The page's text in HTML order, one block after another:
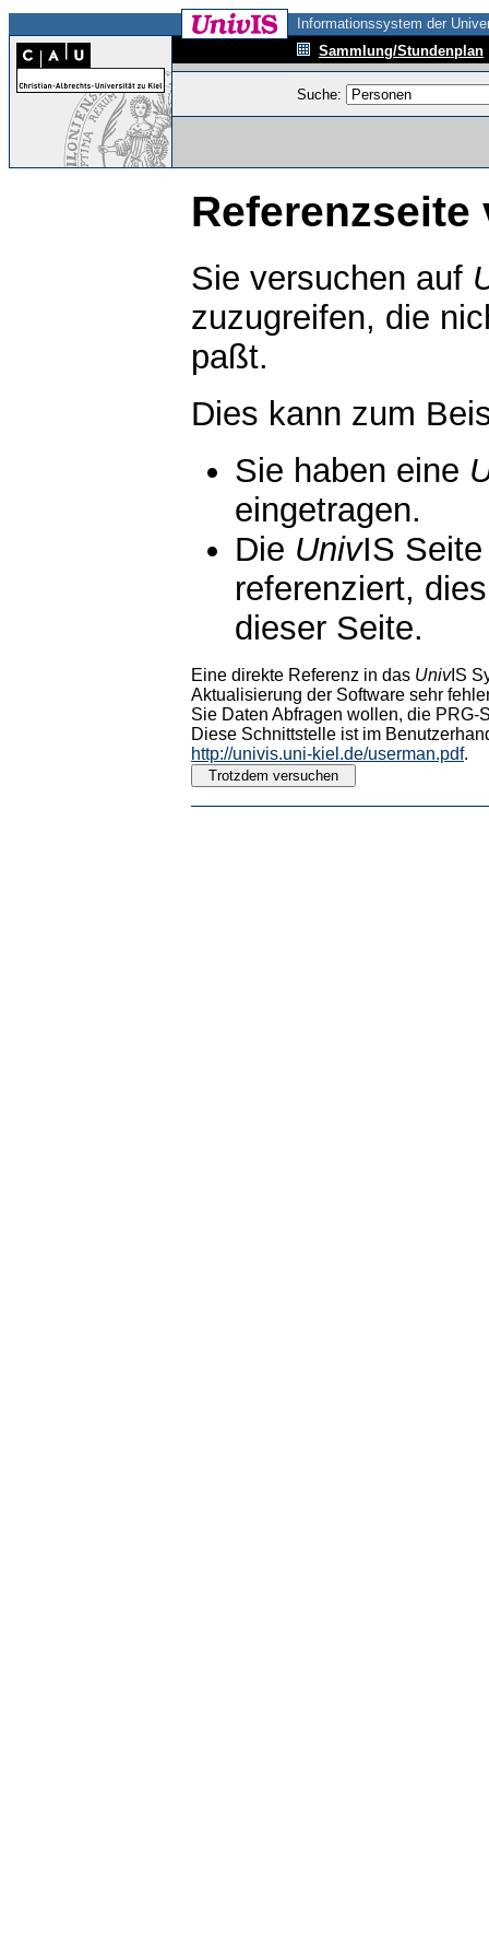
Informationssystem der
Sammlung/Stundenplan
Suche:
Referenzseite
Sie versuchen auf
zuzugreifen, die
paßt.
Dies kann zum
Sie haben eine
eingetragen.
Die UnivIS
referenziert,
dieser Seite.
Eine direkte Referenz in das UnivIS
Aktualisierung der Software sehr
Sie Daten Abfragen wollen, die PRG-
Diese Schnittstelle ist im
http://univis.uni-kiel.de/userman.pdf.